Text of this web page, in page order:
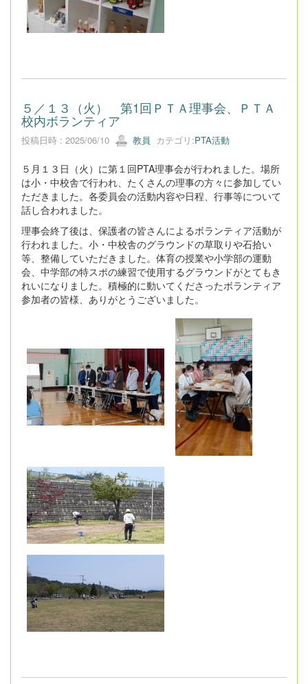
５／１３（火） 第1回ＰＴＡ理事会、ＰＴＡ
校内ボランティア
投稿日時 : 2025/06/10 教員 カテゴリ:PTA活動
５月１３日（火）に第１回PTA理事会が行われました。場所
は小・中校舎で行われ、たくさんの理事の方々に参加してい
ただきました。各委員会の活動内容や日程、行事等について
話し合われました。
理事会終了後は、保護者の皆さんによるボランティア活動が
行われました。小・中校舎のグラウンドの草取りや石拾い
等、整備していただきました。体育の授業や小学部の運動
会、中学部の特スポの練習で使用するグラウンドがとてもき
れいになりました。積極的に動いてくださったボランティア
参加者の皆様、ありがとうございました。